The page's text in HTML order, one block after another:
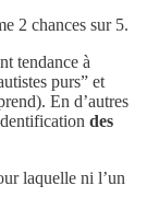
2 chances sur 5.
tendance à
purs” et
En d’autres
des
laquelle ni l’un